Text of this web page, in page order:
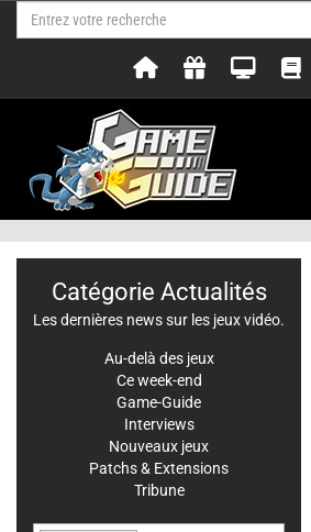
Catégorie Actualités
Les dernières news sur les jeux vidéo.
Au-delà des jeux
Ce week-end
Game-Guide
Interviews
Nouveaux jeux
Patchs & Extensions
Tribune